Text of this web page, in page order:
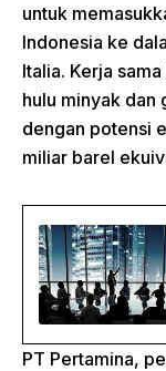
untuk
Indonesia ke
Italia. Kerja
hulu minyak dan
dengan potensi
miliar barel
PT Pertamina,